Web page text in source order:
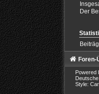
Der
Foren-
Powered
Style: